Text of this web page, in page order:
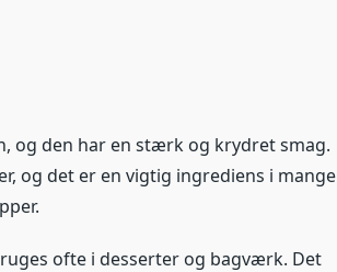
og den har en stærk og krydret smag.
og det er en vigtig ingrediens i mange
ofte i desserter og bagværk. Det